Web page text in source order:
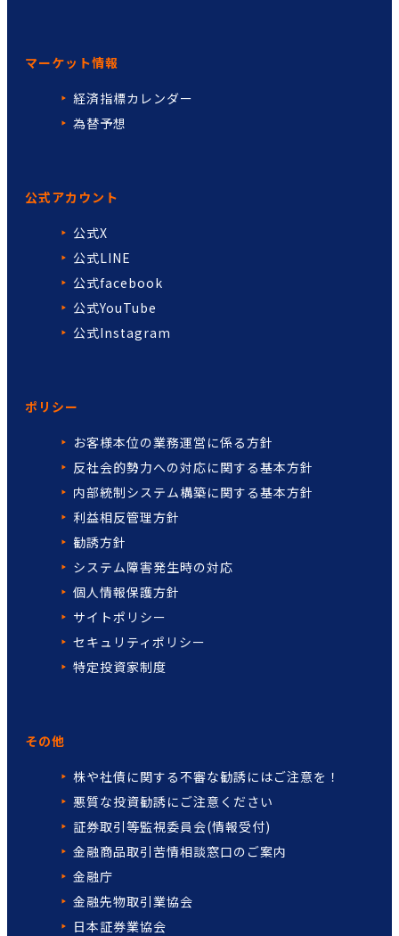
マーケット情報
経済指標カレンダー
為替予想
公式アカウント
公式X
公式LINE
公式facebook
公式YouTube
公式Instagram
ポリシー
お客様本位の業務運営に係る方針
反社会的勢力への対応に関する基本方針
内部統制システム構築に関する基本方針
利益相反管理方針
勧誘方針
システム障害発生時の対応
個人情報保護方針
サイトポリシー
セキュリティポリシー
特定投資家制度
その他
株や社債に関する不審な勧誘にはご注意を！
悪質な投資勧誘にご注意ください
証券取引等監視委員会(情報受付)
金融商品取引苦情相談窓口の ご案内
金融庁
金融先物取引業協会
日本証券業協会